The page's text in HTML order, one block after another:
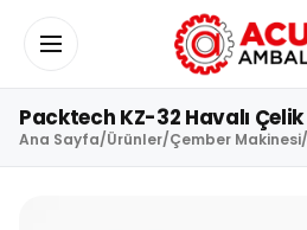
Menüyü aç/kapat
Packtech KZ-32 Havalı
Ana Sayfa/Ürünler/Çember Makinesi/